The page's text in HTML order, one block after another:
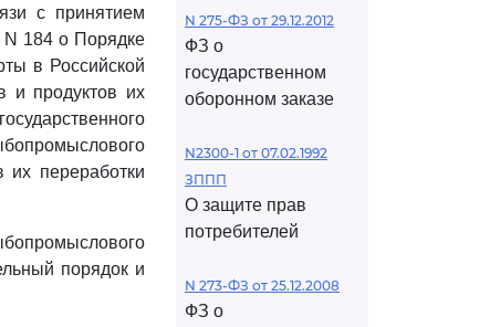
с принятием
N 184 о Порядке
в Российской
и продуктов их
их переработки
порядок и
N 275-ФЗ от 29.12.2012
ФЗ о
государственном
оборонном заказе
N2300-1 от 07.02.1992
ЗППП
О защите прав
потребителей
N 273-ФЗ от 25.12.2008
ФЗ о